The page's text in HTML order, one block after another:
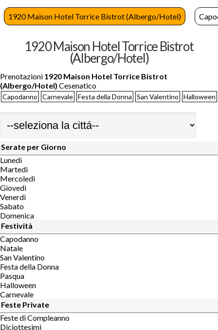
1920 Maison Hotel Torrice Bistrot (Albergo/Hotel)
1920 Maison Hotel Torrice Bistrot
(Albergo/Hotel)
Prenotazioni 1920 Maison Hotel Torrice Bistrot
(Albergo/Hotel) Cesenatico
Capodanno Carnevale Festa della Donna San Valentino Halloween
Serate per Giorno
Lunedì
Martedì
Mercoledì
Giovedì
Venerdì
Sabato
Domenica
Festività
Capodanno
Natale
San Valentino
Festa della Donna
Pasqua
Halloween
Carnevale
Feste Private
Feste di Compleanno
Diciottesimi